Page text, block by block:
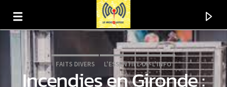
FAITS DIVERS L'ESSENTIEL-DE-L'INFO
Incendies en Gironde :